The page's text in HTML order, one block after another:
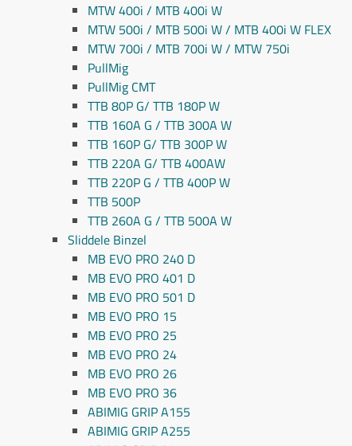
MTW 400i / MTB 400i W
MTW 500i / MTB 500i W / MTB 400i W FLEX
MTW 700i / MTB 700i W / MTW 750i
PullMig
PullMig CMT
TTB 80P G/ TTB 180P W
TTB 160A G / TTB 300A W
TTB 160P G/ TTB 300P W
TTB 220A G/ TTB 400AW
TTB 220P G / TTB 400P W
TTB 500P
TTB 260A G / TTB 500A W
Sliddele Binzel
MB EVO PRO 240 D
MB EVO PRO 401 D
MB EVO PRO 501 D
MB EVO PRO 15
MB EVO PRO 25
MB EVO PRO 24
MB EVO PRO 26
MB EVO PRO 36
ABIMIG GRIP A155
ABIMIG GRIP A255